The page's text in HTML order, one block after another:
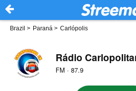
Brazil > Paraná > Carlópolis
Rádio
FM · 87.9